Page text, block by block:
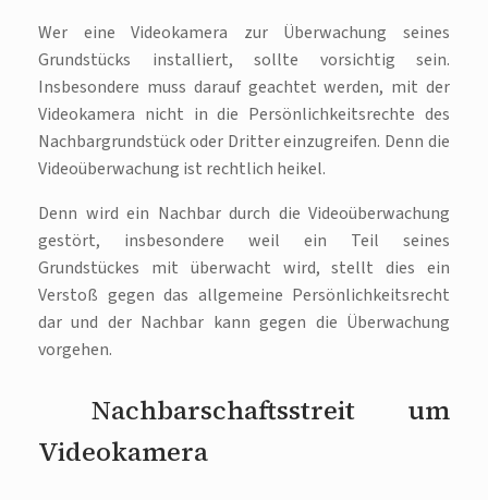
Wer eine Videokamera zur Überwachung seines
Grundstücks installiert, sollte vorsichtig sein.
Insbesondere muss darauf geachtet werden, mit der
Videokamera nicht in die Persönlichkeitsrechte des
Nachbargrundstück oder Dritter einzugreifen. Denn die
Videoüberwachung ist rechtlich heikel.
Denn wird ein Nachbar durch die Videoüberwachung
gestört, insbesondere weil ein Teil seines
Grundstückes mit überwacht wird, stellt dies ein
Verstoß gegen das allgemeine Persönlichkeitsrecht
dar und der Nachbar kann gegen die Überwachung
vorgehen.
Nachbarschaftsstreit um
Videokamera